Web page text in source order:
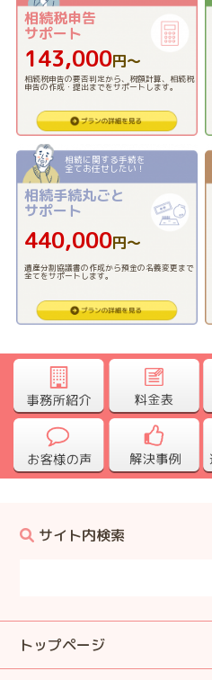
相続税申告
サポート
143,000円〜
相続税申告の要否判定から、税額計算、相続税
申告の作成・提出までをサポートします。
相続に関する手続を
全てお任せしたい！
相続手続丸ごと
サポート
440,000円〜
遺産分割協議書の作成から預金の名義変更まで
全てをサポートします。
サイト内検索
トップページ